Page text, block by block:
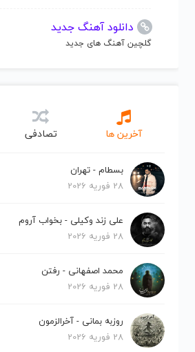
دانلود آهنگ جدید
گلچین آهنگ های جدید
آخرین ها تصادفی
بسطام - تهران
28 فوریه 2026
علی زند وکیلی - بخواب آروم
28 فوریه 2026
محمد اصفهانی - رفتن
28 فوریه 2026
روزبه بمانی - آخرالزمون
28 فوریه 2026